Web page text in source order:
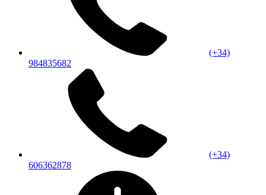
(+34)
984835682
(+34)
606362878